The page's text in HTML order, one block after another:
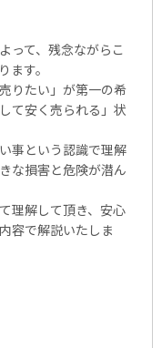
って、残念ながらこ
す。
りたい」が第⼀の希
て安く売られる」状
事という認識で理解
な損害と危険が潜ん
理解して頂き、安心
容で解説いたしま